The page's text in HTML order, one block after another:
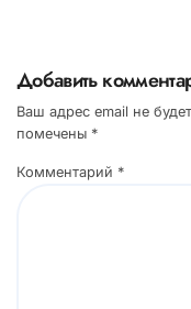
Добавить
Ваш адрес email не
помечены *
Комментарий *